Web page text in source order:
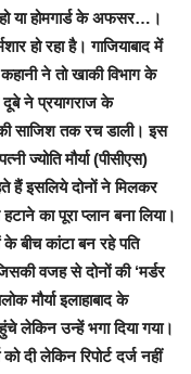
या होमगार्ड के अफसर…।
हो रहा है। गाजियाबाद में
ने तो खाकी विभाग के
दूबे ने प्रयागराज के
साजिश तक रच डाली। इस
ज्योति मौर्या (पीसीएस)
हैं इसलिये दोनों ने मिलकर
का पूरा प्लान बना लिया।
के बीच कांटा बन रहे पति
वजह से दोनों की ‘मर्डर
मौर्या इलाहाबाद के
लेकिन उन्हें भगा दिया गया।
दी लेकिन रिपोर्ट दर्ज नहीं